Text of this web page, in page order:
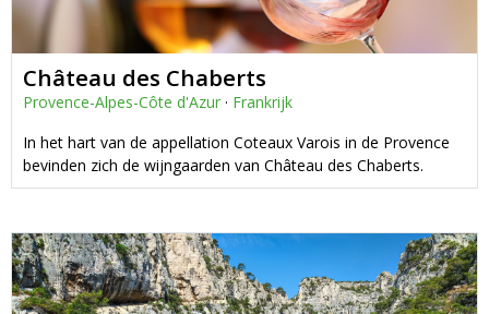
Château des Chaberts
Provence-Alpes-Côte d'Azur · Frankrijk
In het hart van de appellation Coteaux Varois in de Provence
bevinden zich de wijngaarden van Château des Chaberts.